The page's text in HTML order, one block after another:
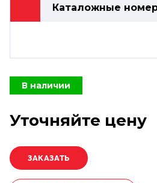
Каталожные
В наличии
Уточняйте цену